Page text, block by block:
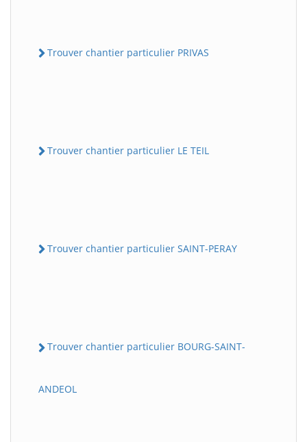
Trouver chantier particulier PRIVAS
Trouver chantier particulier LE TEIL
Trouver chantier particulier SAINT-PERAY
Trouver chantier particulier BOURG-SAINT-
ANDEOL